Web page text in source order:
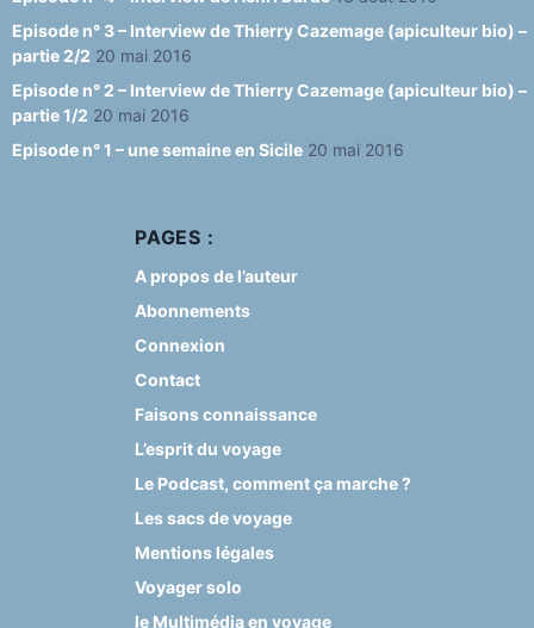
Episode n° 3 – Interview de Thierry Cazemage (apiculteur bio) –
partie 2/2 20 mai 2016
Episode n° 2 – Interview de Thierry Cazemage (apiculteur bio) –
partie 1/2 20 mai 2016
Episode n° 1 – une semaine en Sicile 20 mai 2016
PAGES :
A propos de l’auteur
Abonnements
Connexion
Contact
Faisons connaissance
L’esprit du voyage
Le Podcast, comment ça marche ?
Les sacs de voyage
Mentions légales
Voyager solo
le Multimédia en voyage